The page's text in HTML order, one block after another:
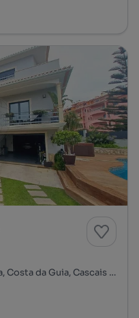
Rua dos Chorões - Costa da Guia, Costa da Guia, Cascais e Estoril, Cascais, Lisboa